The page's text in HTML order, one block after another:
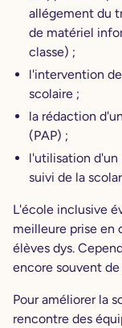
allégement du
de matériel
classe) ;
l'intervention
scolaire ;
la rédaction
(PAP) ;
l'utilisation d'un
suivi de la
L'école inclusive
meilleure prise en
élèves dys.
encore souvent
Pour améliorer la
rencontre des